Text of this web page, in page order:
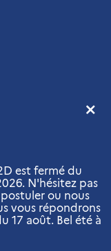
est fermé du
N'hésitez pas
ou nous
vous répondrons
17 août. Bel été à